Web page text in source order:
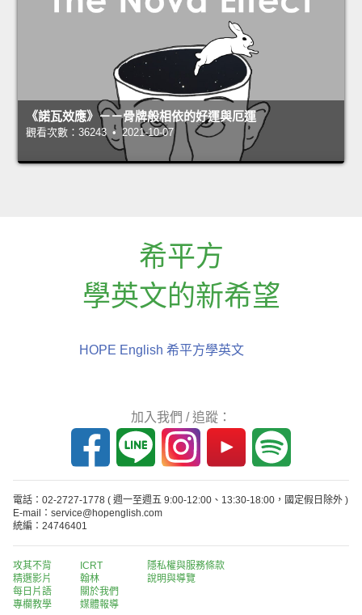
《諾瓦效應》－－骨牌般相依的好運與厄運
觀看次數：36243 • 2021-10-07
希平方
學英文的新希望
HOPE English 希平方學英文
加入我們 / 追蹤：
電話：02-2727-1778 ( 週一至週五 9:00-12:00、13:30-18:00，國定假日除外 )
E-mail：service@hopenglish.com
統編：24746401
攻其不背
精選影片
每日片語
專欄教學
ICRT
翰林
關於我們
媒體報導
隱私權與服務條款
說明與導覽